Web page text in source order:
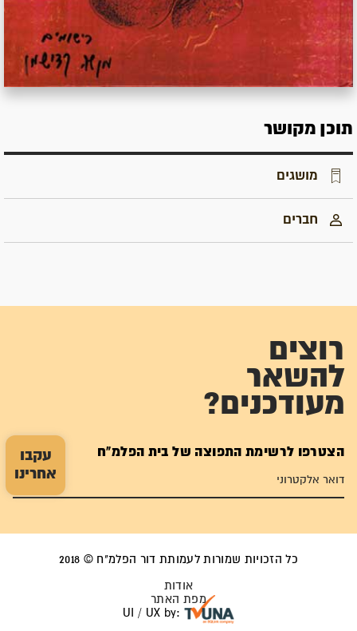
עקבו
אחרינו
תוכן מקושר
מושגים
חברים
רוצים
להשאר
מעודכנים?
הצטרפו לרשימת התפוצה של בית הפלמ"ח
כל הזכויות שמורות לעמותת דור הפלמ"ח © 2018
אודות
מפת האתר
UI / UX by: